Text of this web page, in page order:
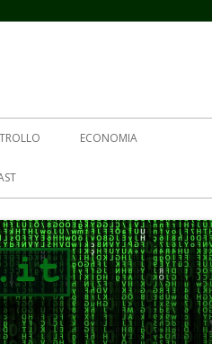
ECONOMIA